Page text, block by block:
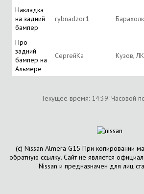
Накладка
на задний
бампер
rybnadzor1
Про
задний
бампер на
Альмере
СергейКа Кузов,
Текущее время: 14:39. Часовой
(с) Nissan Almera G15 При копировании
обратную ссылку. Сайт не является
Nissan и предназначен для лиц